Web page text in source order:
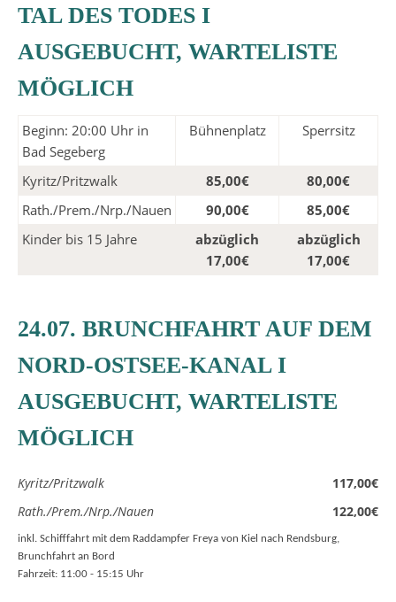
TAL DES TODES I
AUSGEBUCHT, WARTELISTE
MÖGLICH
Beginn: 20:00 Uhr in
Bad Segeberg
Bühnenplatz Sperrsitz
Kyritz/Pritzwalk 85,00€
80,00€
Rath./Prem./Nrp./Nauen
90,00€
85,00€
Kinder bis 15 Jahre
abzüglich
17,00€
abzüglich
17,00€
24.07. BRUNCHFAHRT AUF DEM
NORD-OSTSEE-KANAL I
AUSGEBUCHT, WARTELISTE
MÖGLICH
Kyritz/Pritzwalk
117,00€
Rath./Prem./Nrp./Nauen
122,00€
inkl. Schifffahrt mit dem Raddampfer Freya von Kiel nach Rendsburg,
Brunchfahrt an Bord
Fahrzeit: 11:00 - 15:15 Uhr